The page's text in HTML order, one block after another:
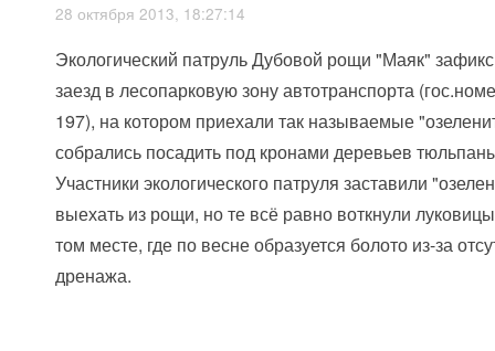
28 октября 2013, 18:27:14
Экологический патруль Дубовой рощи "Маяк"
заезд в лесопарковую зону автотранспорта
197), на котором приехали так называемые
собрались посадить под кронами деревьев
Участники экологического патруля заставили
выехать из рощи, но те всё равно воткнули
том месте, где по весне образуется болото из-за
дренажа.